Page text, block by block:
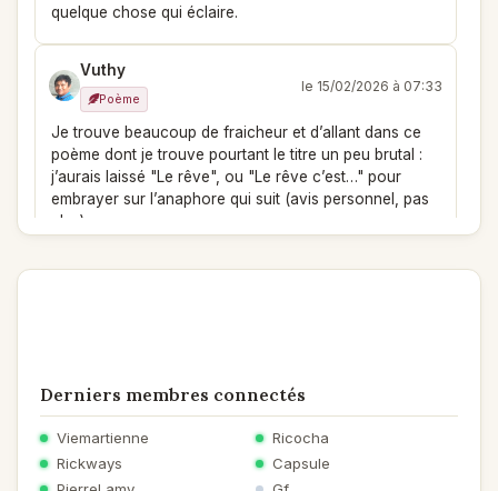
quelque chose qui éclaire.
Vuthy
Poème
le 15/02/2026 à 07:33
Je trouve beaucoup de fraicheur et d’allant dans ce
poème dont je trouve pourtant le titre un peu brutal :
j’aurais laissé "Le rêve", ou "Le rêve c’est…" pour
embrayer sur l’anaphore qui suit (avis personnel, pas
plus).
spontanément, ex nihilo (sans vouloir passer pour un
Derniers membres connectés
Viemartienne
Ricocha
Rickways
Capsule